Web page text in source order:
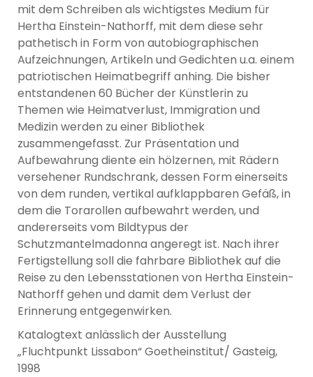
mit dem Schreiben als wichtigstes Medium für
Hertha Einstein-Nathorff, mit dem diese sehr
pathetisch in Form von autobiographischen
Aufzeichnungen, Artikeln und Gedichten u.a. einem
patriotischen Heimatbegriff anhing. Die bisher
entstandenen 60 Bücher der Künstlerin zu
Themen wie Heimatverlust, Immigration und
Medizin werden zu einer Bibliothek
zusammengefasst. Zur Präsentation und
Aufbewahrung diente ein hölzernen, mit Rädern
versehener Rundschrank, dessen Form einerseits
von dem runden, vertikal aufklappbaren Gefäß, in
dem die Torarollen aufbewahrt werden, und
andererseits vom Bildtypus der
Schutzmantelmadonna angeregt ist. Nach ihrer
Fertigstellung soll die fahrbare Bibliothek auf die
Reise zu den Lebensstationen von Hertha Einstein-
Nathorff gehen und damit dem Verlust der
Erinnerung entgegenwirken.
Katalogtext anlässlich der Ausstellung
„Fluchtpunkt Lissabon“ Goetheinstitut/ Gasteig,
1998